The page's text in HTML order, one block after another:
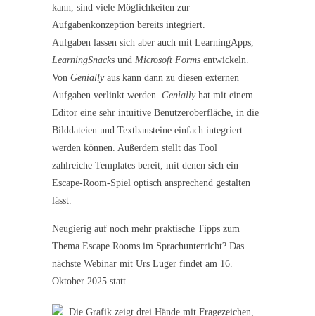
kann, sind viele Möglichkeiten zur
Aufgabenkonzeption bereits integriert.
Aufgaben lassen sich aber auch mit LearningApps,
LearningSnacks und Microsoft Forms entwickeln.
Von Geniallyaus kann dann zu diesen externen
Aufgaben verlinkt werden. Geniallyhat mit einem
Editor eine sehr intuitive Benutzeroberfläche, in die
Bilddateien und Textbausteine einfach integriert
werden können. Außerdem stellt das Tool
zahlreiche Templates bereit, mit denen sich ein
Escape-Room-Spiel optisch ansprechend gestalten
lässt.
Neugierig auf noch mehr praktische Tipps zum
Thema Escape Rooms im Sprachunterricht? Das
nächste Webinar mit Urs Luger findet am 16.
Oktober 2025 statt.